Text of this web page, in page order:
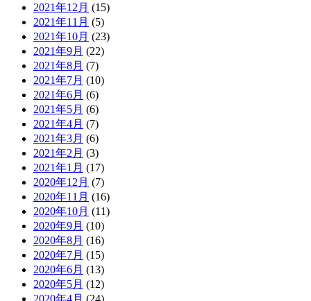
2021年12月 (15)
2021年11月 (5)
2021年10月 (23)
2021年9月 (22)
2021年8月 (7)
2021年7月 (10)
2021年6月 (6)
2021年5月 (6)
2021年4月 (7)
2021年3月 (6)
2021年2月 (3)
2021年1月 (17)
2020年12月 (7)
2020年11月 (16)
2020年10月 (11)
2020年9月 (10)
2020年8月 (16)
2020年7月 (15)
2020年6月 (13)
2020年5月 (12)